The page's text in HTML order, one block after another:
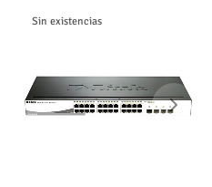
Sin existencias